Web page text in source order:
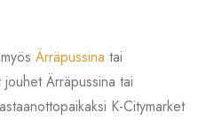
Ärräpussina tai
Ärräpussina tai
K-Citymarket